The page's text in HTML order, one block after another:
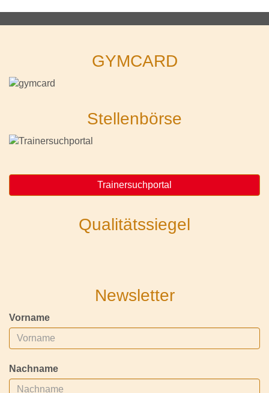
GYMCARD
Stellenbörse
Trainersuchportal
Qualitätssiegel
Newsletter
Vorname
Nachname